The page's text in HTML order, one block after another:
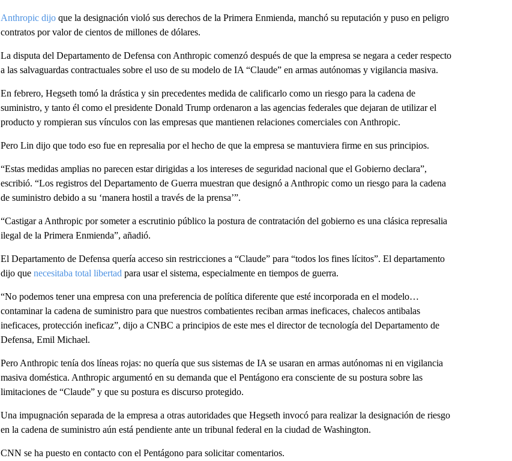
Anthropic dijo que la designación violó sus derechos de la Primera Enmienda, manchó su reputación y puso en peligro
contratos por valor de cientos de millones de dólares.
La disputa del Departamento de Defensa con Anthropic comenzó después de que la empresa se negara a ceder respecto
a las salvaguardas contractuales sobre el uso de su modelo de IA “Claude” en armas autónomas y vigilancia masiva.
En febrero, Hegseth tomó la drástica y sin precedentes medida de calificarlo como un riesgo para la cadena de
suministro, y tanto él como el presidente Donald Trump ordenaron a las agencias federales que dejaran de utilizar el
producto y rompieran sus vínculos con las empresas que mantienen relaciones comerciales con Anthropic.
Pero Lin dijo que todo eso fue en represalia por el hecho de que la empresa se mantuviera firme en sus principios.
“Estas medidas amplias no parecen estar dirigidas a los intereses de seguridad nacional que el Gobierno declara”,
escribió. “Los registros del Departamento de Guerra muestran que designó a Anthropic como un riesgo para la cadena
de suministro debido a su ‘manera hostil a través de la prensa’”.
“Castigar a Anthropic por someter a escrutinio público la postura de contratación del gobierno es una clásica represalia
ilegal de la Primera Enmienda”, añadió.
El Departamento de Defensa quería acceso sin restricciones a “Claude” para “todos los fines lícitos”. El departamento
dijo que necesitaba total libertad para usar el sistema, especialmente en tiempos de guerra.
“No podemos tener una empresa con una preferencia de política diferente que esté incorporada en el modelo…
contaminar la cadena de suministro para que nuestros combatientes reciban armas ineficaces, chalecos antibalas
ineficaces, protección ineficaz”, dijo a CNBC a principios de este mes el director de tecnología del Departamento de
Defensa, Emil Michael.
Pero Anthropic tenía dos líneas rojas: no quería que sus sistemas de IA se usaran en armas autónomas ni en vigilancia
masiva doméstica. Anthropic argumentó en su demanda que el Pentágono era consciente de su postura sobre las
limitaciones de “Claude” y que su postura es discurso protegido.
Una impugnación separada de la empresa a otras autoridades que Hegseth invocó para realizar la designación de riesgo
en la cadena de suministro aún está pendiente ante un tribunal federal en la ciudad de Washington.
CNN se ha puesto en contacto con el Pentágono para solicitar comentarios.